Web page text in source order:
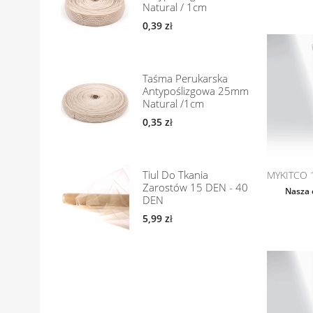
Natural / 1cm
0,39 zł
Taśma Perukarska
Antypoślizgowa 25mm
Natural /1cm
0,35 zł
Tiul Do Tkania
Zarostów 15 DEN - 40
DEN
5,99 zł
Nasza